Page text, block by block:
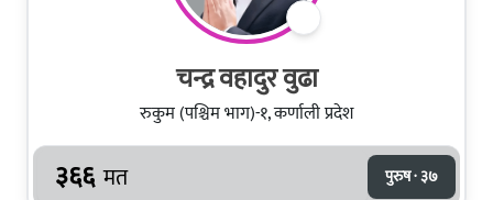
चन्द्र वहादुर वुढा
रुकुम (पश्चिम भाग)-१, कर्णाली प्रदेश
३६६ मत पुरुष · ३७